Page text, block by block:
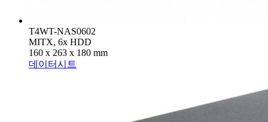
T4WT-NAS0602
MITX, 6x HDD
160 x 263 x 180 mm
데이터시트